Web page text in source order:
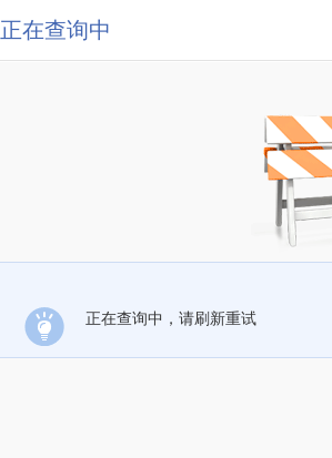
正在查询中
正在查询中，请刷新重试